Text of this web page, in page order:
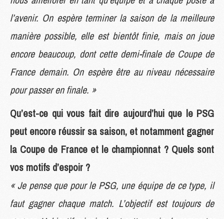
l’avenir. On espère terminer la saison de la meilleure
manière possible, elle est bientôt finie, mais on joue
encore beaucoup, dont cette demi-finale de Coupe de
France demain. On espère être au niveau nécessaire
pour passer en finale. »
Qu’est-ce qui vous fait dire aujourd’hui que le PSG
peut encore réussir sa saison, et notamment gagner
la Coupe de France et le championnat ? Quels sont
vos motifs d’espoir ?
« Je pense que pour le PSG, une équipe de ce type, il
faut gagner chaque match. L’objectif est toujours de